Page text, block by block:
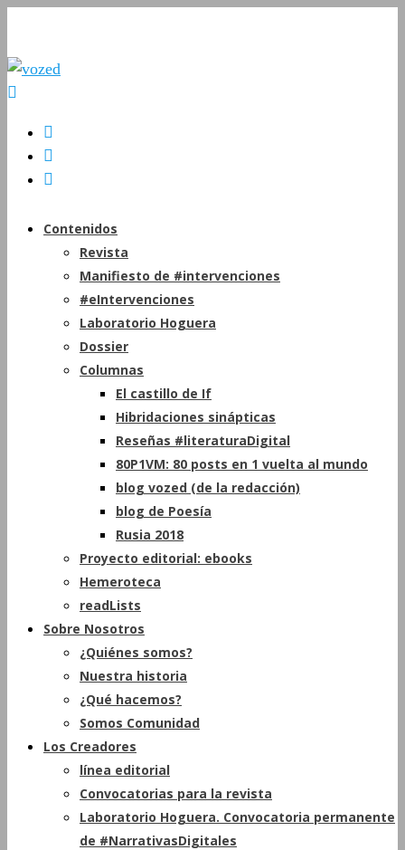
Contenidos
Revista
Manifiesto de #intervenciones
#eIntervenciones
Laboratorio Hoguera
Dossier
Columnas
El castillo de If
Hibridaciones sinápticas
Reseñas #literaturaDigital
80P1VM: 80 posts en 1 vuelta al mundo
blog vozed (de la redacción)
blog de Poesía
Rusia 2018
Proyecto editorial: ebooks
Hemeroteca
readLists
Sobre Nosotros
¿Quiénes somos?
Nuestra historia
¿Qué hacemos?
Somos Comunidad
Los Creadores
línea editorial
Convocatorias para la revista
Laboratorio Hoguera. Convocatoria permanente
de #NarrativasDigitales